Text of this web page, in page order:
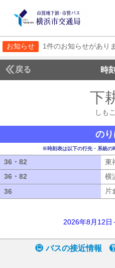
お知らせ 1件のお知らせがあり
戻る 時
下
しも
の
※時刻表は以下の行先・系統の
36・82 東
36・82
横
36
片
2026年8月12日
バスの接近情報